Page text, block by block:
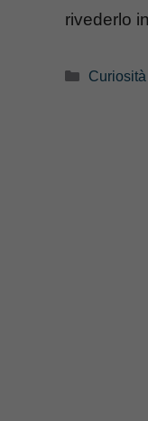
rivederlo
Categorie
Curiosità